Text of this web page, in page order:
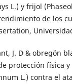
L.) y frijol
de los
J. D & obregón
protección física
L.) contra el